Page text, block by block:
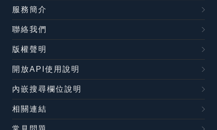
服務簡介
聯絡我們
版權聲明
開放API使用說明
內嵌搜尋欄位說明
相關連結